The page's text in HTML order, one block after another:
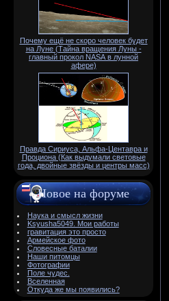
Почему ещё не скоро человек будет
на Луне (Тайна вращения Луны -
главный прокол NАSА в лунной
афере)
Правда Сириуса, Альфа-Центавра и
Проциона (Как выдумали световые
года, двойные звёзды и центры масс)
Новое на форуме
Наука и смысл жизни
Ksyusha5049. Мои работы
гравитация это просто
Армейское фото
Словесные баталии
Наши питомцы
Фотографии
Поле чудес.
Вселенная
Откуда же мы появились?